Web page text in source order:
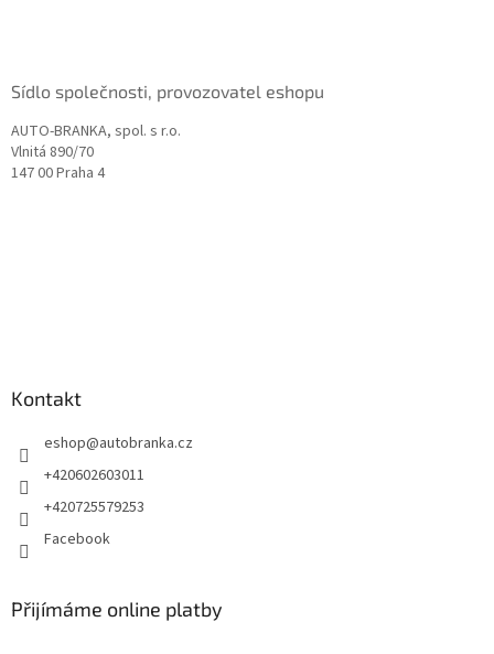
Sídlo společnosti, provozovatel eshopu
AUTO-BRANKA, spol. s r.o.
Vlnitá 890/70
147 00 Praha 4
Kontakt
eshop@autobranka.cz
+420602603011
+420725579253
Facebook
Přijímáme online platby